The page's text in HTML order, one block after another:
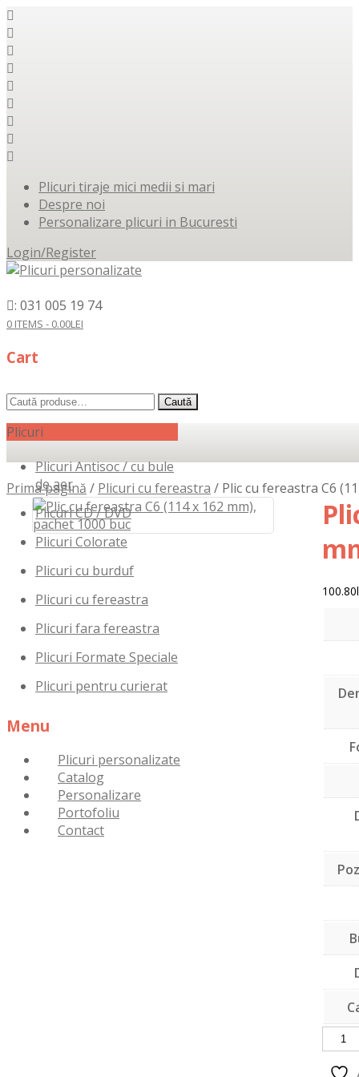
Plicuri tiraje mici medii si mari
Despre noi
Personalizare plicuri in Bucuresti
Login/Register
: 031 005 19 74
0 ITEMS - 0.00LEI
Cart
Caută
Caută
Plicuri
Plicuri Antisoc / cu bule
de aer
Plicuri CD / DVD
Plicuri Colorate
Plicuri cu burduf
Plicuri cu fereastra
Plicuri fara fereastra
Plicuri Formate Speciale
Plicuri pentru curierat
Menu
Skip
content
Plicuri personalizate
Catalog
Personalizare
Portofoliu
Contact
Prima pagină / Plicuri cu fereastra / Plic cu fereastra C6
100.80
Plic
cu